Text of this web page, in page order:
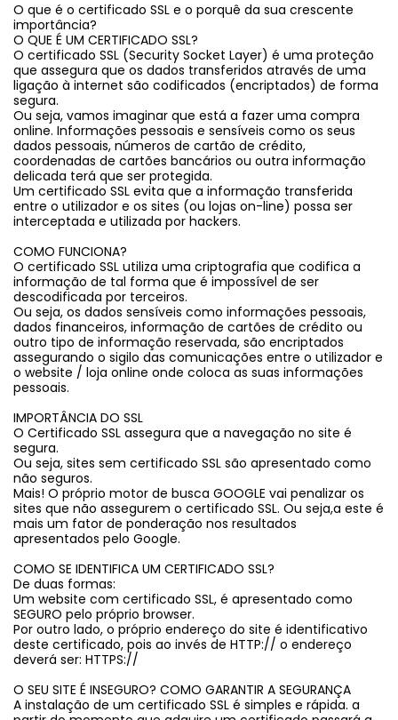
A EQUIPA
RESULTADOS ALCANÇADOS
#contactos
O que é o certificado SSL e o porquê da sua crescente
importância?
O QUE É UM CERTIFICADO SSL?
O certificado SSL (Security Socket Layer) é uma proteção
que assegura que os dados transferidos através de uma
ligação à internet são codificados (encriptados) de forma
segura.
Ou seja, vamos imaginar que está a fazer uma compra
online. Informações pessoais e sensíveis como os seus
dados pessoais, números de cartão de crédito,
coordenadas de cartões bancários ou outra informação
delicada terá que ser protegida.
Um certificado SSL evita que a informação transferida
entre o utilizador e os sites (ou lojas on-line) possa ser
interceptada e utilizada por hackers.
COMO FUNCIONA?
O certificado SSL utiliza uma criptografia que codifica a
informação de tal forma que é impossível de ser
descodificada por terceiros.
Ou seja, os dados sensíveis como informações pessoais,
dados financeiros, informação de cartões de crédito ou
outro tipo de informação reservada, são encriptados
assegurando o sigilo das comunicações entre o utilizador e
o website / loja online onde coloca as suas informações
pessoais.
IMPORTÂNCIA DO SSL
O Certificado SSL assegura que a navegação no site é
segura.
Ou seja, sites sem certificado SSL são apresentado como
não seguros.
Mais! O próprio motor de busca GOOGLE vai penalizar os
sites que não assegurem o certificado SSL. Ou seja,a este é
mais um fator de ponderação nos resultados
apresentados pelo Google.
COMO SE IDENTIFICA UM CERTIFICADO SSL?
De duas formas:
Um website com certificado SSL, é apresentado como
SEGURO pelo próprio browser.
Por outro lado, o próprio endereço do site é identificativo
deste certificado, pois ao invés de HTTP:// o endereço
deverá ser: HTTPS://
O SEU SITE É INSEGURO? COMO GARANTIR A SEGURANÇA
A instalação de um certificado SSL é simples e rápida. a